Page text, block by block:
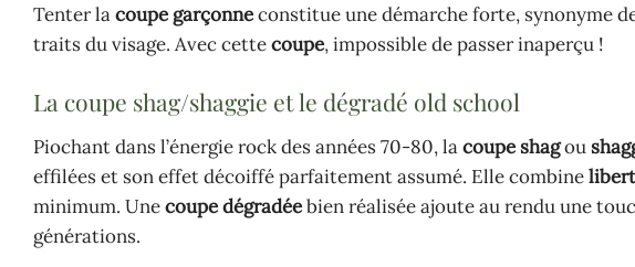
Tenter lacoupe garçonneconstitue une démarche forte, synonyme
traits du visage. Avec cettecoupe, impossible de passer inaperçu !
La coupe shag/shaggie et le dégradé old school
Piochant dans l’énergie rock des années 70-80, lacoupe shagou
effilées et son effet décoiffé parfaitement assumé. Elle combine
minimum. Unecoupe dégradéebien réalisée ajoute au rendu une
générations.